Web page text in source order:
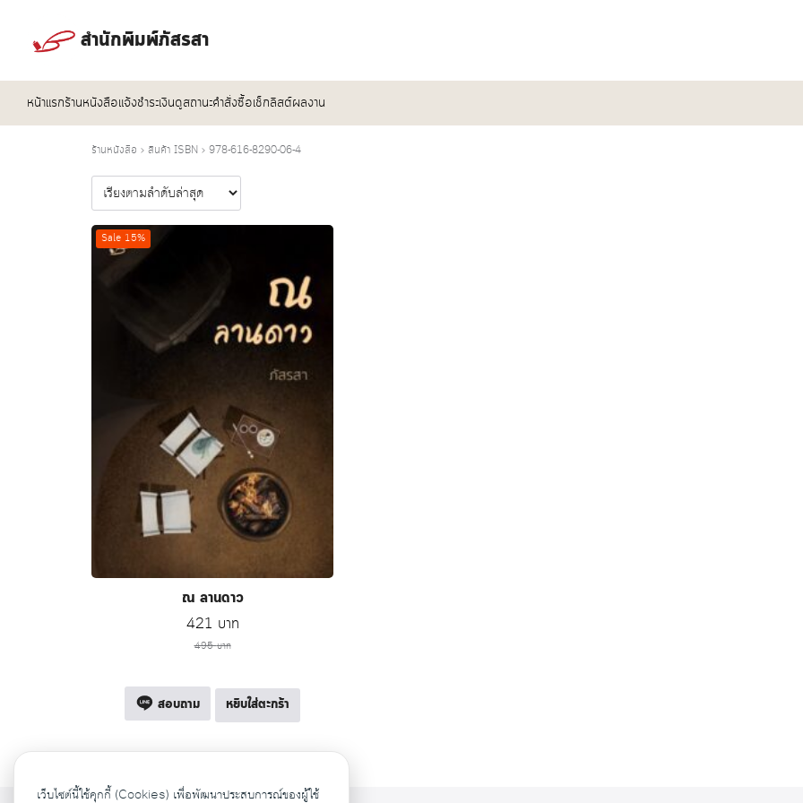
content
สำนักพิมพ์ภัสรสา
หน้าแรกร้านหนังสือแจ้งชำระเงินดูสถานะคำสั่งซื้อเช็กลิสต์ผลงาน
ร้านหนังสือ › สินค้า ISBN › 978-616-8290-06-4
Sale 15%
ณ ลานดาว
495บาท
Original
price
495 บาท.
421 บาทCurrent
421 บาท.
สอบถาม หยิบใส่ตะกร้า
เว็บไซต์นี้ใช้คุกกี้ (Cookies) เพื่อพัฒนาประสบการณ์ของผู้ใช้